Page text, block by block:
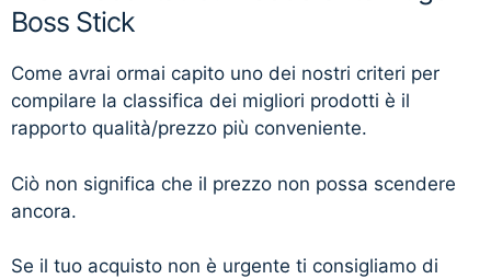
Boss Stick
Come avrai ormai capito uno dei nostri criteri per
compilare la classifica dei migliori prodotti è il
rapporto qualità/prezzo più conveniente.
Ciò non significa che il prezzo non possa scendere
ancora.
Se il tuo acquisto non è urgente ti consigliamo di